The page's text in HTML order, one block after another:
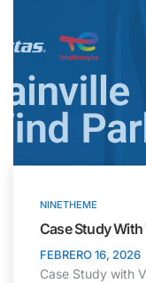
NINETHEME
Case Study
FEBRERO 16, 2026
Case Study with